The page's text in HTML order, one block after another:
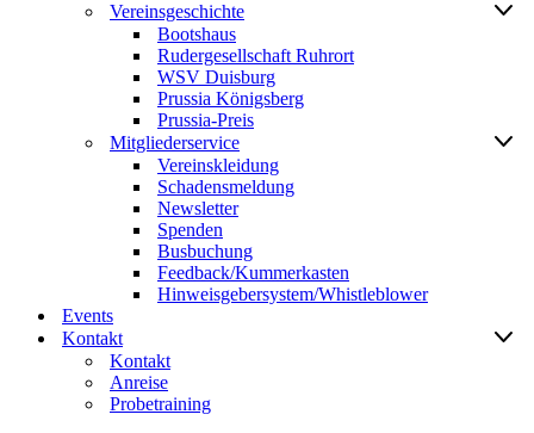
Vereinsgeschichte
Bootshaus
Rudergesellschaft Ruhrort
WSV Duisburg
Prussia Königsberg
Prussia-Preis
Mitgliederservice
Vereinskleidung
Schadensmeldung
Newsletter
Spenden
Busbuchung
Feedback/Kummerkasten
Hinweisgebersystem/Whistleblower
Events
Kontakt
Kontakt
Anreise
Probetraining